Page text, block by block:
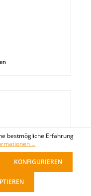
bestmögliche Erfahrung
...
KONFIGURIEREN